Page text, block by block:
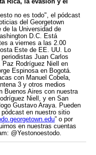
no es todo", el pódcast
del Georgetown
la Universidad de
D.C. Está
a viernes a las 2.00
Este de EE. UU. Lo
Juan Carlos
Paz Rodríguez Niell en
Espinosa en Bogotá.
con Manuel Cobela,
3 y otros medios
Buenos Aires con nuestra
Niell, y en San
Gustavo Araya. Pueden
en nuestro sitio
” o por
en nuestras cuentas
@Yestonoestodo.